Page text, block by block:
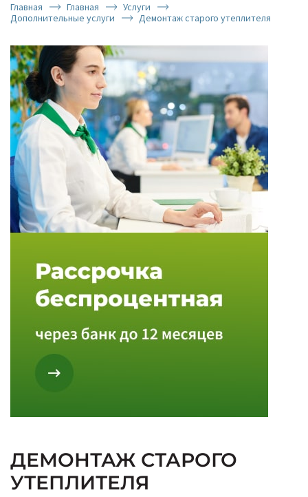
Главная Главная
Услуги
Дополнительные услуги
Демонтаж старого утеплителя
ДЕМОНТАЖ СТАРОГО
УТЕПЛИТЕЛЯ